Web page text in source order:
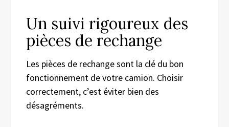
Un suivi rigoureux des
pièces de rechange
Les pièces de rechange sont la clé du bon
fonctionnement de votre camion. Choisir
correctement, c’est éviter bien des
désagréments.